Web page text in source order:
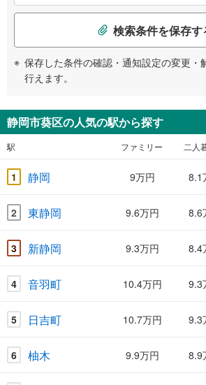
検索条件を保存す
保存した条件の確認・通知設定の変更・
行えます。
静岡市葵区の人気の駅から探す
駅 ファミリー 二人
1 静岡 9万円 8.1
2 東静岡 9.6万円 8.6
3 新静岡 9.3万円 8.4
4 音羽町 10.4万円 9.3
5 日吉町 10.7万円 9.3
6 柚木 9.9万円 8.9